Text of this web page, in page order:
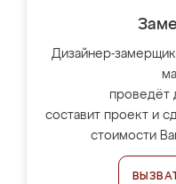
Дизайнер-
проведёт
составит проект и
стоимости